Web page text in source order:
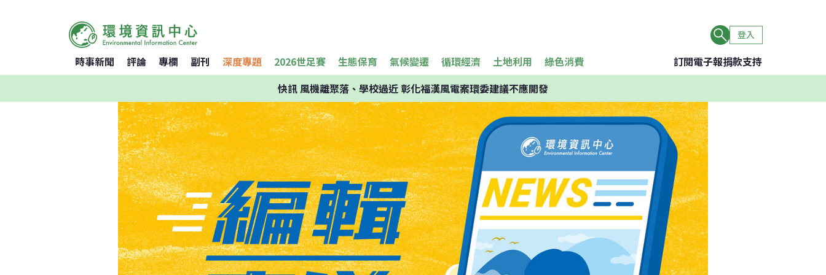
登入
時事新聞 評論 專欄 副刊 深度專題 2026世足賽 生態保育 氣候變遷 循環經濟 土地利用 綠色消費 訂閱電子報捐款支持
快訊風機離聚落、學校過近 彰化福漢風電案環委建議不應開發